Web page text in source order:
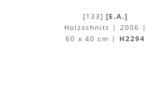
[133] [E.A.]
Holzschnitt | 2006 |
60 x 40 cm |
H2294